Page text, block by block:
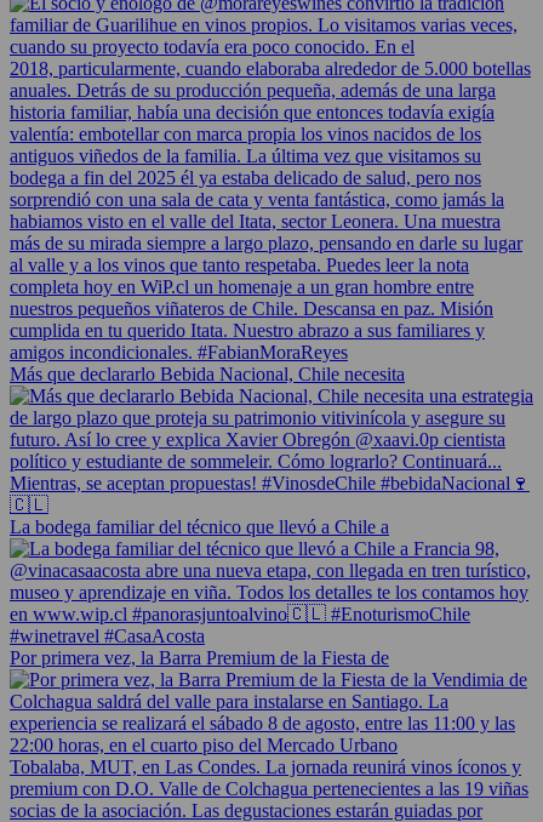
Más que declararlo Bebida Nacional, Chile necesita
La bodega familiar del técnico que llevó a Chile a
Por primera vez, la Barra Premium de la Fiesta de